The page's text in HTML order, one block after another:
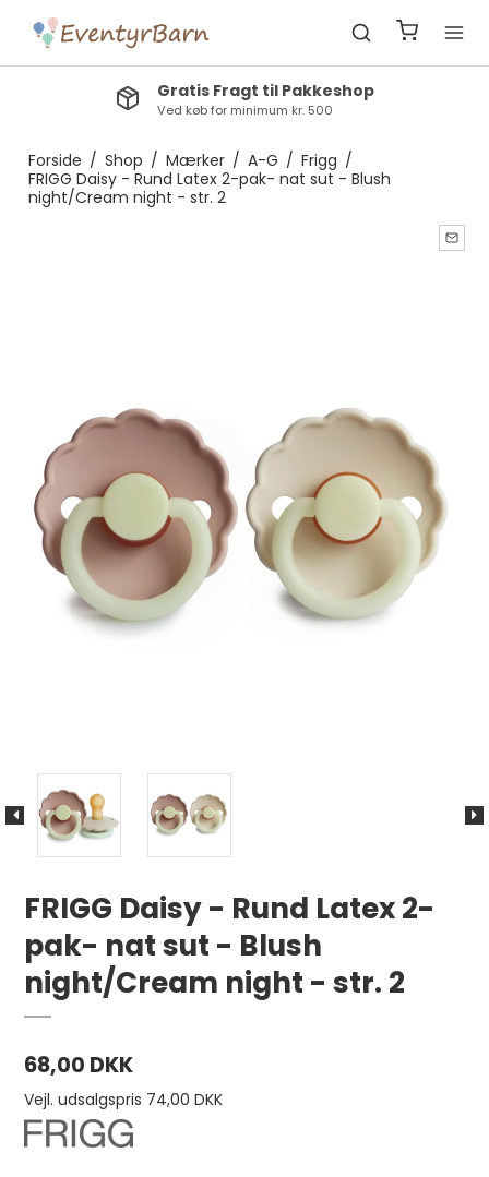
Gratis Fragt til Pakkeshop
Ved køb for minimum kr. 500
Forside / Shop / Mærker / A-G / Frigg /
FRIGG Daisy - Rund Latex 2-pak- nat sut - Blush
night/Cream night - str. 2
FRIGG Daisy - Rund Latex 2-
pak- nat sut - Blush
night/Cream night - str. 2
68,00 DKK
Vejl. udsalgspris 74,00 DKK